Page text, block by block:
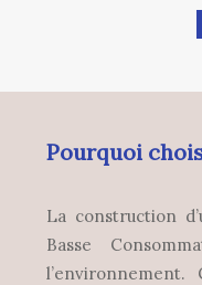
Pourquoi
La construction
Basse
l’environnement.